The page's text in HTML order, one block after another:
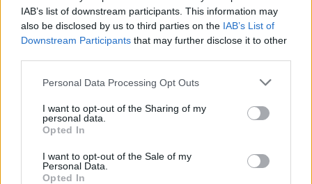
IAB’s list of downstream participants. This information may
also be disclosed by us to third parties on the IAB’s List of
Downstream Participants that may further disclose it to other
Please note that this website/app uses one or more Google
not limited to your visit or usage behaviour. You may click to
grant or deny consent to Google and its third-party tags to
use your data for below specified purposes in below Google
consent section.
Personal Data Processing Opt Outs
I want to opt-out of the Sharing of my
personal data.
Opted In
I want to opt-out of the Sale of my
Personal Data.
Opted In
Felhasználónév
Jelszó
Elfelejtette jelszavát?
Bejelentkezés
faiskola.hu
Kertészeti, kerti termékek és szolgáltatások térképes